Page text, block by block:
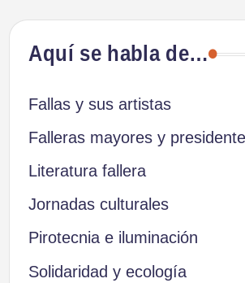
Aquí se habla de…
Fallas y sus artistas
Falleras mayores y
Literatura fallera
Jornadas culturales
Pirotecnia e iluminación
Solidaridad y ecología